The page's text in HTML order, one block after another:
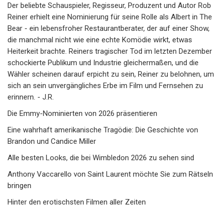
Der beliebte Schauspieler, Regisseur, Produzent und Autor Rob
Reiner erhielt eine Nominierung für seine Rolle als Albert in The
Bear - ein lebensfroher Restaurantberater, der auf einer Show,
die manchmal nicht wie eine echte Komödie wirkt, etwas
Heiterkeit brachte. Reiners tragischer Tod im letzten Dezember
schockierte Publikum und Industrie gleichermaßen, und die
Wähler scheinen darauf erpicht zu sein, Reiner zu belohnen, um
sich an sein unvergängliches Erbe im Film und Fernsehen zu
erinnern. - J.R.
Die Emmy-Nominierten von 2026 präsentieren
Eine wahrhaft amerikanische Tragödie: Die Geschichte von
Brandon und Candice Miller
Alle besten Looks, die bei Wimbledon 2026 zu sehen sind
Anthony Vaccarello von Saint Laurent möchte Sie zum Rätseln
bringen
Hinter den erotischsten Filmen aller Zeiten